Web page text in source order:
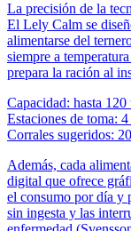
La precisión de la
El Lely Calm se
alimentarse del
siempre a
prepara la ración al
Capacidad: hasta 120
Estaciones de toma:
Corrales sugeridos:
Además, cada
digital que ofrece
el consumo por día y
sin ingesta y las